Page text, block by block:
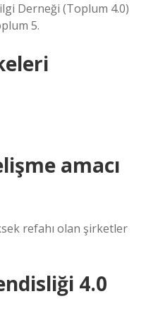
Derneği (Toplum 4.0)
5.
amacı
refahı olan şirketler
4.0